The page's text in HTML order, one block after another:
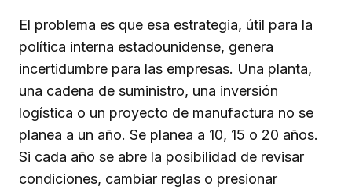
El problema es que esa estrategia, útil para la
política interna estadounidense, genera
incertidumbre para las empresas. Una planta,
una cadena de suministro, una inversión
logística o un proyecto de manufactura no se
planea a un año. Se planea a 10, 15 o 20 años.
Si cada año se abre la posibilidad de revisar
condiciones, cambiar reglas o presionar